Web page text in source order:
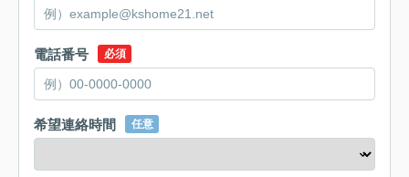
電話番号 必須
希望連絡時間 任意